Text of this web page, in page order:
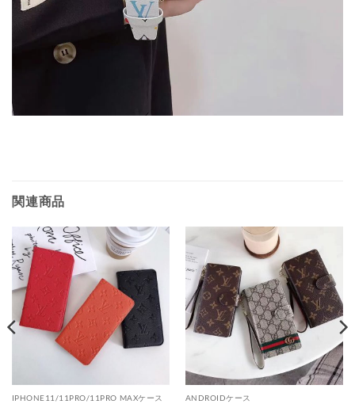
関連商品
IPHONE11/11PRO/11PRO MAXケース ANDROIDケース